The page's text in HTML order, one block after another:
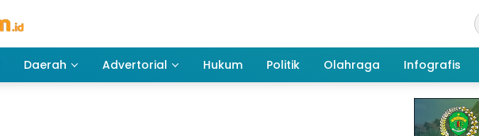
Daerah Advertorial Hukum Politik Olahraga Infografis